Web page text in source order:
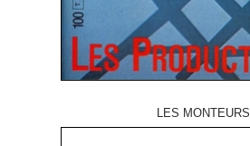
LES MONTEURS